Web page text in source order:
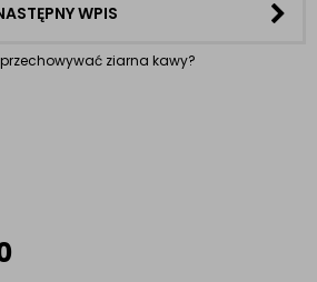
WPIS
ziarna kawy?